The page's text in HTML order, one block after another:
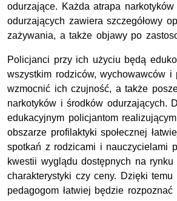
odurzające. Każda atrapa
odurzających zawiera szczegółowy
zażywania, a także objawy po
Policjanci przy ich użyciu będą
wszystkim rodziców, wychowawców i
wzmocnić ich czujność, a także
narkotyków i środków odurzających.
edukacyjnym policjantom
obszarze profilaktyki społecznej
spotkań z rodzicami i nauczycielami
kwestii wyglądu dostępnych na rynku
charakterystyki czy ceny. Dzięki temu
pedagogom łatwiej będzie rozpoznać